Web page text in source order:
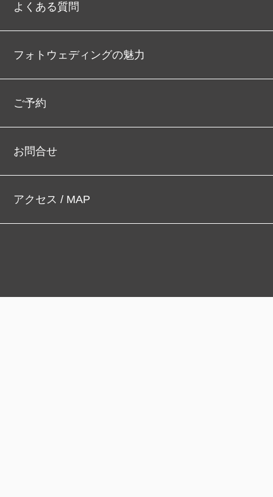
よくある質問
フォトウェディングの魅力
ご予約
お問合せ
アクセス / MAP